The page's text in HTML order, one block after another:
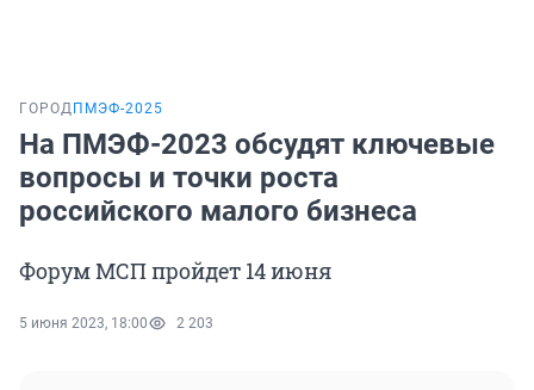
ГОРОД ПМЭФ-2025
На ПМЭФ-2023 обсудят ключевые
вопросы и точки роста
российского малого бизнеса
Форум МСП пройдет 14 июня
5 июня 2023, 18:00 2 203